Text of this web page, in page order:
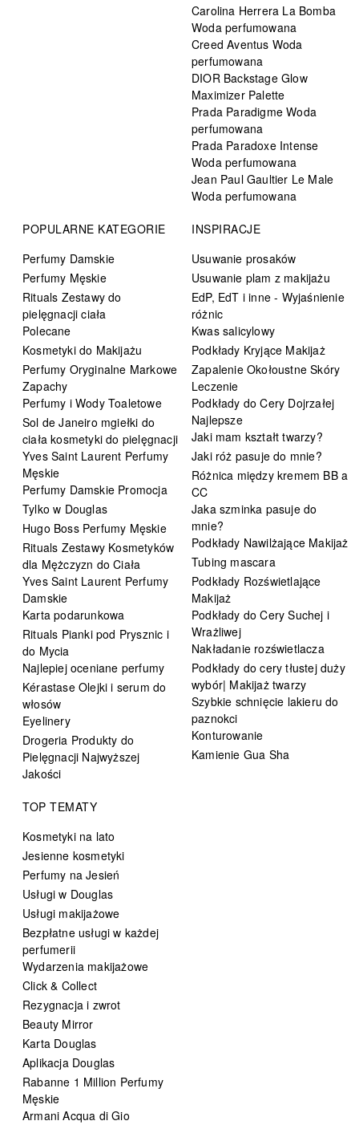
Carolina Herrera La Bomba
Woda perfumowana
Creed Aventus Woda
perfumowana
DIOR Backstage Glow
Maximizer Palette
Prada Paradigme Woda
perfumowana
Prada Paradoxe Intense
Woda perfumowana
Jean Paul Gaultier Le Male
Woda perfumowana
POPULARNE KATEGORIE
Perfumy Damskie
Perfumy Męskie
Rituals Zestawy do
pielęgnacji ciała
Polecane
Kosmetyki do Makijażu
Perfumy Oryginalne Markowe
Zapachy
Perfumy i Wody Toaletowe
Sol de Janeiro mgiełki do
ciała kosmetyki do pielęgnacji
Yves Saint Laurent Perfumy
Męskie
Perfumy Damskie Promocja
Tylko w Douglas
Hugo Boss Perfumy Męskie
Rituals Zestawy Kosmetyków
dla Mężczyzn do Ciała
Yves Saint Laurent Perfumy
Damskie
Karta podarunkowa
Rituals Pianki pod Prysznic i
do Mycia
Najlepiej oceniane perfumy
Kérastase Olejki i serum do
włosów
Eyelinery
Drogeria Produkty do
Pielęgnacji Najwyższej
Jakości
INSPIRACJE
Usuwanie prosaków
Usuwanie plam z makijażu
EdP, EdT i inne - Wyjaśnienie
różnic
Kwas salicylowy
Podkłady Kryjące Makijaż
Zapalenie Okołoustne Skóry
Leczenie
Podkłady do Cery Dojrzałej
Najlepsze
Jaki mam kształt twarzy?
Jaki róż pasuje do mnie?
Różnica między kremem BB a
CC
Jaka szminka pasuje do
mnie?
Podkłady Nawilżające Makijaż
Tubing mascara
Podkłady Rozświetlające
Makijaż
Podkłady do Cery Suchej i
Wrażliwej
Nakładanie rozświetlacza
Podkłady do cery tłustej duży
wybór| Makijaż twarzy
Szybkie schnięcie lakieru do
paznokci
Konturowanie
Kamienie Gua Sha
TOP TEMATY
Kosmetyki na lato
Jesienne kosmetyki
Perfumy na Jesień
Usługi w Douglas
Usługi makijażowe
Bezpłatne usługi w każdej
perfumerii
Wydarzenia makijażowe
Click & Collect
Rezygnacja i zwrot
Beauty Mirror
Karta Douglas
Aplikacja Douglas
Rabanne 1 Million Perfumy
Męskie
Armani Acqua di Gio